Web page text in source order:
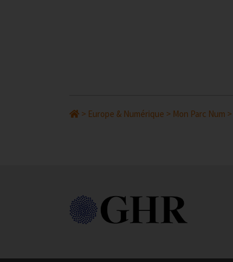
> Europe & Numérique > Mon Parc Num >